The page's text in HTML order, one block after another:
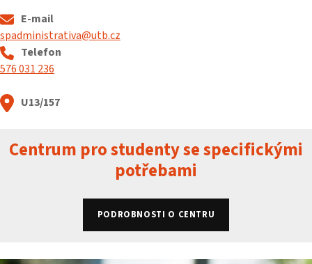
E-mail
spadministrativa@utb.cz
Telefon
576 031 236
U13/157
Centrum pro studenty se specifickými
potřebami
PODROBNOSTI O CENTRU